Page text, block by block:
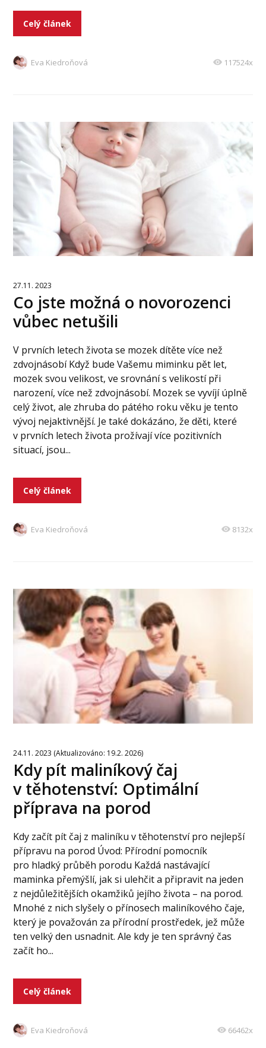
Celý článek
Eva Kiedroňová 117524x
27.11. 2023
Co jste možná o novorozenci
vůbec netušili
V prvních letech života se mozek dítěte více než
zdvojnásobí Když bude Vašemu miminku pět let,
mozek svou velikost, ve srovnání s velikostí při
narození, více než zdvojnásobí. Mozek se vyvíjí úplně
celý život, ale zhruba do pátého roku věku je tento
vývoj nejaktivnější. Je také dokázáno, že děti, které
v prvních letech života prožívají více pozitivních
situací, jsou...
Celý článek
Eva Kiedroňová 8132x
24.11. 2023 (Aktualizováno: 19.2. 2026)
Kdy pít maliníkový čaj
v těhotenství: Optimální
příprava na porod
Kdy začít pít čaj z maliníku v těhotenství pro nejlepší
přípravu na porod Úvod: Přírodní pomocník
pro hladký průběh porodu Každá nastávající
maminka přemýšlí, jak si ulehčit a připravit na jeden
z nejdůležitějších okamžiků jejího života – na porod.
Mnohé z nich slyšely o přínosech maliníkového čaje,
který je považován za přírodní prostředek, jež může
ten velký den usnadnit. Ale kdy je ten správný čas
začít ho...
Celý článek
Eva Kiedroňová 66462x